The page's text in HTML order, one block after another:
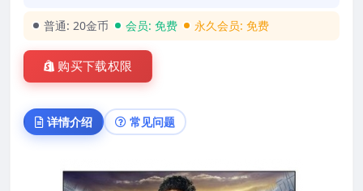
普通: 20金币 会员: 免费 永久会员: 免费
购买下载权限
详情介绍 常见问题